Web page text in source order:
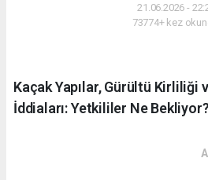
21.06.2026 -
73774+ kez
Kaçak Yapılar, Gürültü Kirliliği
İddiaları: Yetkililer Ne Bekliyor?